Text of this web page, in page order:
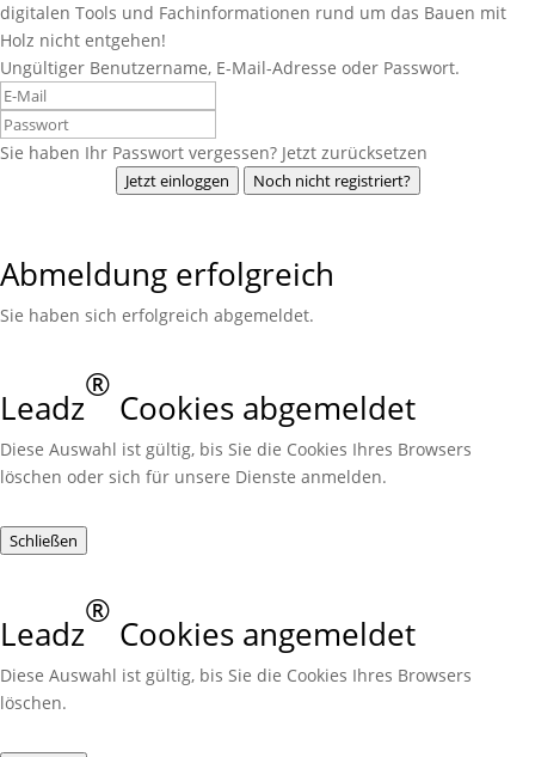
digitalen Tools und Fachinformationen rund um das Bauen mit
Holz nicht entgehen!
Ungültiger Benutzername, E-Mail-Adresse oder Passwort.
Sie haben Ihr Passwort vergessen? Jetzt zurücksetzen
Jetzt einloggen Noch nicht registriert?
Abmeldung erfolgreich
Sie haben sich erfolgreich abgemeldet.
Leadz
®
Cookies abgemeldet
Diese Auswahl ist gültig, bis Sie die Cookies Ihres Browsers
löschen oder sich für unsere Dienste anmelden.
Schließen
Leadz
®
Cookies angemeldet
Diese Auswahl ist gültig, bis Sie die Cookies Ihres Browsers
löschen.